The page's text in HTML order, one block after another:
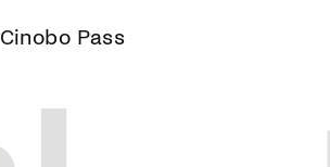
Cinobo Pass